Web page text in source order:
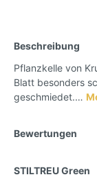
Beschreibung
Pflanzkelle von
Blatt besonders
geschmiedet.…
Bewertungen
STILTREU Green